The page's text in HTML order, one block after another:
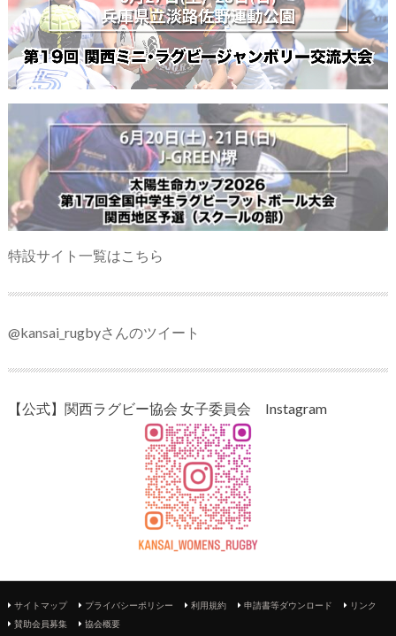
特設サイト一覧はこちら
@kansai_rugbyさんのツイート
【公式】関西ラグビー協会 女子委員会 Instagram
サイトマップ プライバシーポリシー 利用規約 申請書等ダウンロード
リンク
賛助会員募集
協会概要